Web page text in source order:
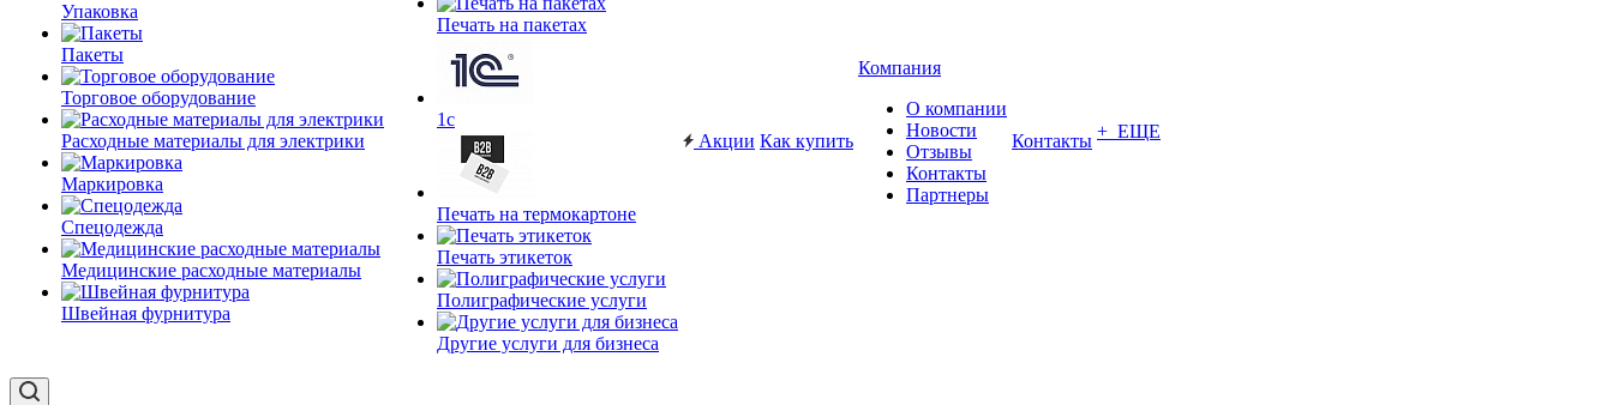
Упаковка
Пакеты
Торговое оборудование
Расходные материалы для электрики
Маркировка
Спецодежда
Медицинские расходные материалы
Швейная фурнитура
Печать на пакетах
1c
Печать на термокартоне
Печать этикеток
Полиграфические услуги
Другие услуги для бизнеса
Акции Как купить
Компания
О компании
Новости
Отзывы
Контакты
Партнеры
Контакты + ЕЩЕ